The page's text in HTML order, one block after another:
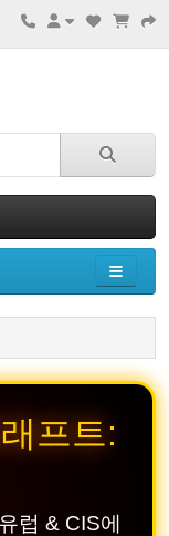
프트:
럽 & CIS에